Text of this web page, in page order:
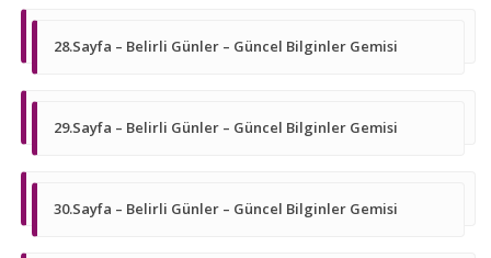
28.Sayfa – Belirli Günler – Güncel Bilginler Gemisi
29.Sayfa – Belirli Günler – Güncel Bilginler Gemisi
30.Sayfa – Belirli Günler – Güncel Bilginler Gemisi